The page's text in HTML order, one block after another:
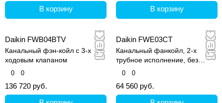
В корзину В корзину
Daikin FWB04BTV
Канальный фэн-койл с 3-х
ходовым клапаном
0 0
136 720 руб.
Daikin FWE03CT
Канальный фанкойл, 2-х
трубное исполнение, без
клапана
0 0
64 560 руб.